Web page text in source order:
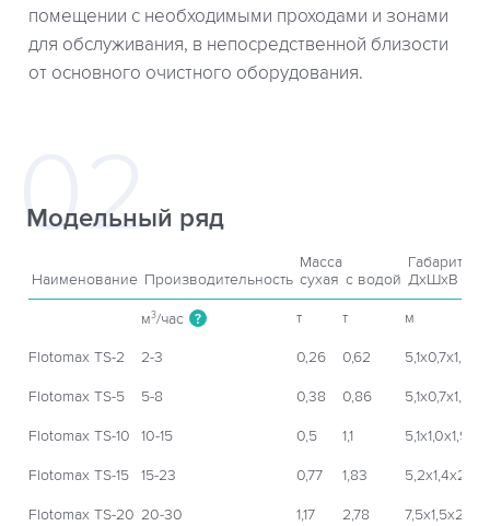
помещении с необходимыми проходами и зонами
для обслуживания, в непосредственной близости
от основного очистного оборудования.
Модельный ряд
Наименование Производительность
Масса
Габариты
сухая с водой ДxШхВ
м3/час ? т т м
Flotomax TS-2 2-3 0,26 0,62 5,1х0,7х1,2
Flotomax TS-5 5-8 0,38 0,86 5,1х0,7х1,4
Flotomax TS-10 10-15 0,5 1,1 5,1х1,0х1,9
Flotomax TS-15 15-23 0,77 1,83 5,2х1,4х2,0
Flotomax TS-20 20-30 1,17 2,78 7,5х1,5х2,0